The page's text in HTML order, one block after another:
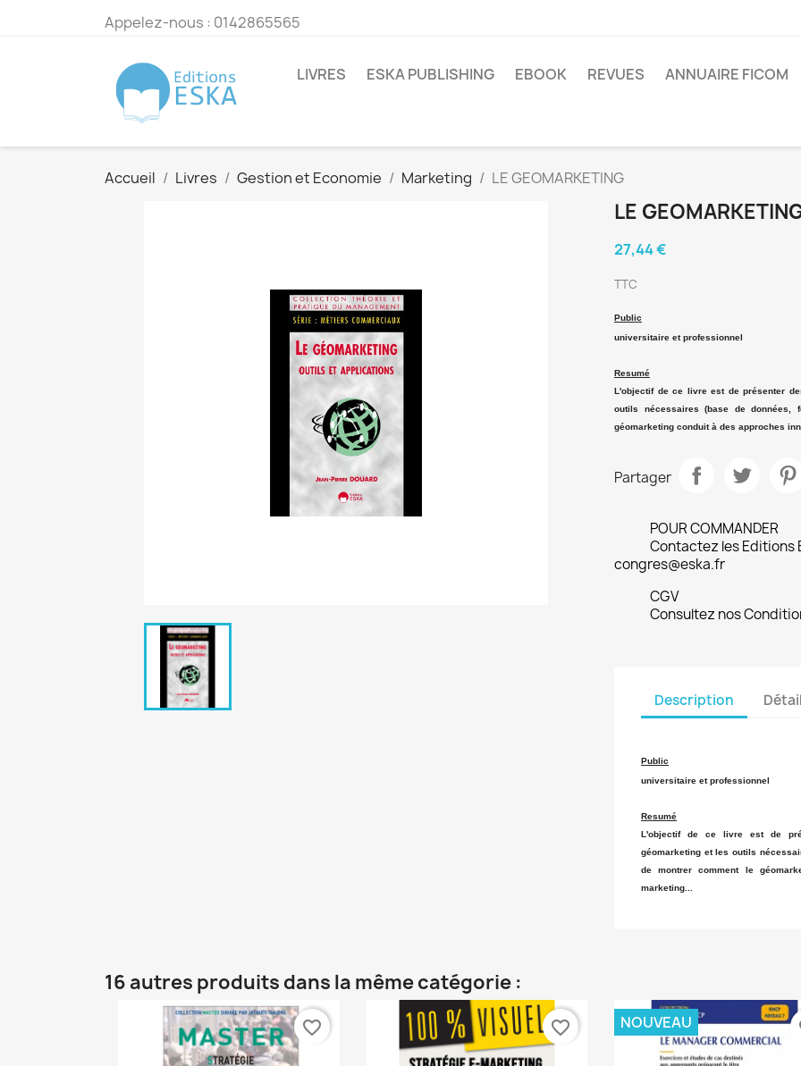
Appelez-nous : 0142865565
LIVRES ESKA PUBLISHING EBOOK REVUES ANNUAIRE FICOM
Accueil Livres Gestion et Economie Marketing LE GEOMARKETING
LE
27,44 €
TTC
Public
universitaire et professionnel
Resumé
L'objectif de ce livre est de présenter
outils nécessaires (base de
géomarketing conduit à des approches
Partager
POUR COMMANDER
Contactez les Editions
congres@eska.fr
CGV
Consultez nos
Description
Public
universitaire et professionnel
Resumé
L'objectif de ce livre est de
géomarketing et les outils
de montrer comment le
marketing...
16 autres produits dans la même catégorie :
favorite_border favorite_border NOUVEAU